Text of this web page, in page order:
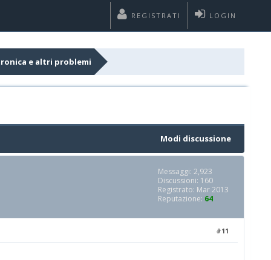
LOGIN
REGISTRATI
e altri problemi
Modi discussione
Messaggi: 2,923
Discussioni: 160
Registrato: Mar 2013
Reputazione: 64
#11